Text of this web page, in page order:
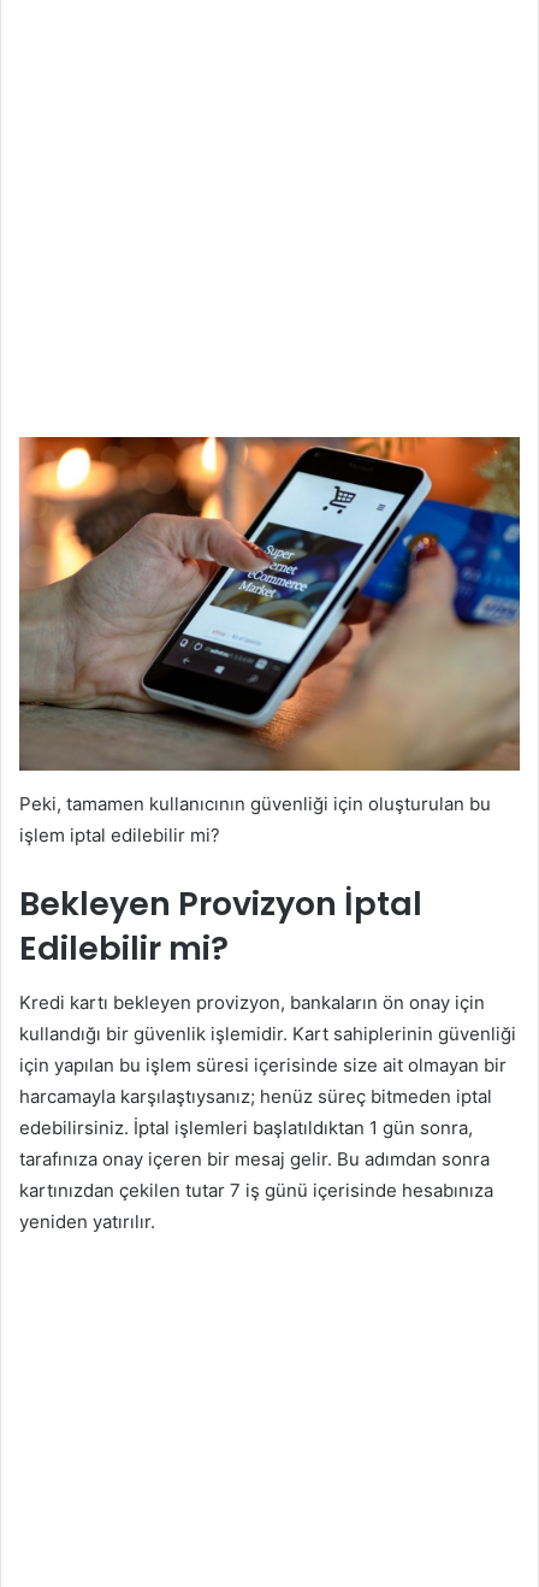
Peki, tamamen kullanıcının güvenliği için oluşturulan bu
işlem iptal edilebilir mi?
Bekleyen Provizyon İptal
Edilebilir mi?
Kredi kartı bekleyen provizyon, bankaların ön onay için
kullandığı bir güvenlik işlemidir. Kart sahiplerinin güvenliği
için yapılan bu işlem süresi içerisinde size ait olmayan bir
harcamayla karşılaştıysanız; henüz süreç bitmeden iptal
edebilirsiniz. İptal işlemleri başlatıldıktan 1 gün sonra,
tarafınıza onay içeren bir mesaj gelir. Bu adımdan sonra
kartınızdan çekilen tutar 7 iş günü içerisinde hesabınıza
yeniden yatırılır.